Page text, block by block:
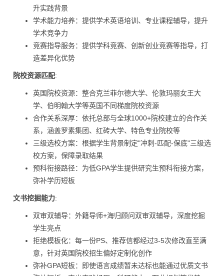
升实践背景
学术能力培养：提供学术英语培训、专业课程辅导，提升
学术竞争力
竞赛指导服务：提供学科竞赛、创新创业竞赛等指导，打
造差异化优势
院校资源匹配:
英国院校资源：整合克兰菲尔德大学、伦敦玛丽女王大
学、伯明翰大学等英国不同梯度院校资源
合作关系深厚：依托总部与全球1000+院校建立的合作关
系，涵盖罗素集团、红砖大学、特色专业院校等
三级选校方案：根据学生背景制定"冲刺-匹配-保底"三级选
校方案，保障录取结果
预科衔接路径：为低GPA学生提供研究生预科衔接方案，
弥补学历短板
文书挖掘能力:
双审双辅导：外籍导师+海归顾问双审双辅导，深度挖掘
学生亮点
拒绝模板化：每一份PS、推荐信都经过3-5次修改直至满
意，针对英国院校招生偏好定制化创作
弥补GPA短板：即使语言成绩暂未达标也能通过优质文书